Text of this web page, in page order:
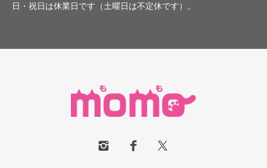
日・祝日は休業日です（土曜日は不定休です）。